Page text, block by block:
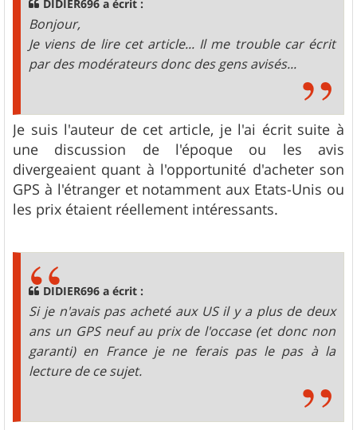
DIDIER696 a écrit :
Bonjour,
Je viens de lire cet article... Il me trouble car écrit
par des modérateurs donc des gens avisés...
Je suis l'auteur de cet article, je l'ai écrit suite à
une discussion de l'époque ou les avis
divergeaient quant à l'opportunité d'acheter son
GPS à l'étranger et notamment aux Etats-Unis ou
les prix étaient réellement intéressants.
DIDIER696 a écrit :
Si je n'avais pas acheté aux US il y a plus de deux
ans un GPS neuf au prix de l'occase (et donc non
garanti) en France je ne ferais pas le pas à la
lecture de ce sujet.